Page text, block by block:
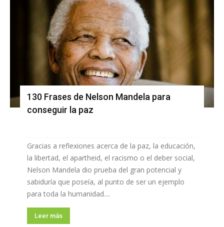
130 Frases de Nelson Mandela para
conseguir la paz
Gracias a reflexiones acerca de la paz, la educación,
la libertad, el apartheid, el racismo o el deber social,
Nelson Mandela dio prueba del gran potencial y
sabiduría que poseía, al punto de ser un ejemplo
para toda la humanidad....
Leer más